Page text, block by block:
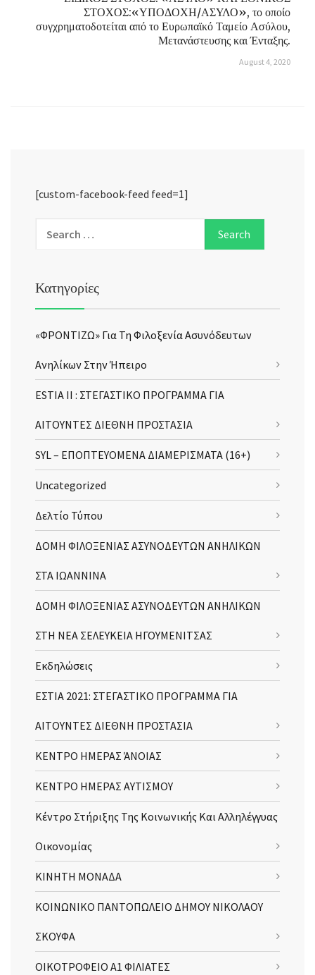
ΣΤΟΧΟΣ:«ΥΠΟΔΟΧΗ/ΑΣΥΛΟ», το οποίο
συγχρηματοδοτείται από το Ευρωπαϊκό Ταμείο Ασύλου,
Μετανάστευσης και Ένταξης.
August 4, 2020
[custom-facebook-feed feed=1]
Κατηγορίες
«ΦΡΟΝΤΙΖΩ» Για Τη Φιλοξενία Ασυνόδευτων
Ανηλίκων Στην Ήπειρο
ESTIA II : ΣΤΕΓΑΣΤΙΚΟ ΠΡΟΓΡΑΜΜΑ ΓΙΑ
ΑΙΤΟΥΝΤΕΣ ΔΙΕΘΝΗ ΠΡΟΣΤΑΣΙΑ
SYL – ΕΠΟΠΤΕΥΟΜΕΝΑ ΔΙΑΜΕΡΙΣΜΑΤΑ (16+)
Uncategorized
Δελτίο Τύπου
ΔΟΜΗ ΦΙΛΟΞΕΝΙΑΣ ΑΣΥΝΟΔΕΥΤΩΝ ΑΝΗΛΙΚΩΝ
ΣΤΑ ΙΩΑΝΝΙΝΑ
ΔΟΜΗ ΦΙΛΟΞΕΝΙΑΣ ΑΣΥΝΟΔΕΥΤΩΝ ΑΝΗΛΙΚΩΝ
ΣΤΗ ΝΕΑ ΣΕΛΕΥΚΕΙΑ ΗΓΟΥΜΕΝΙΤΣΑΣ
Εκδηλώσεις
ΕΣΤΙΑ 2021: ΣΤΕΓΑΣΤΙΚΟ ΠΡΟΓΡΑΜΜΑ ΓΙΑ
ΑΙΤΟΥΝΤΕΣ ΔΙΕΘΝΗ ΠΡΟΣΤΑΣΙΑ
ΚΕΝΤΡΟ ΗΜΕΡΑΣ ΆΝΟΙΑΣ
ΚΕΝΤΡΟ ΗΜΕΡΑΣ ΑΥΤΙΣΜΟΥ
Κέντρο Στήριξης Της Κοινωνικής Και Αλληλέγγυας
Οικονομίας
ΚΙΝΗΤΗ ΜΟΝΑΔΑ
ΚΟΙΝΩΝΙΚΟ ΠΑΝΤΟΠΩΛΕΙΟ ΔΗΜΟΥ ΝΙΚΟΛΑΟΥ
ΣΚΟΥΦΑ
ΟΙΚΟΤΡΟΦΕΙΟ Α1 ΦΙΛΙΑΤΕΣ